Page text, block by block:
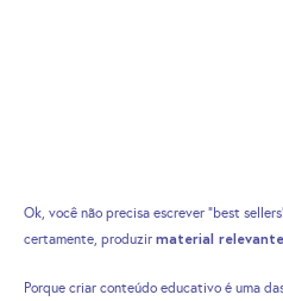
Ok, você não precisa escrever “best
certamente, produzir material relevante
Porque criar conteúdo educativo é uma